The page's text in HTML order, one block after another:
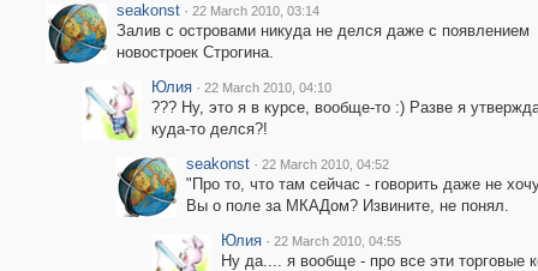
seakonst · 22 March 2010, 03:14
Залив с островами никуда не делся даже с появлением
новостроек Строгина.
Юлия · 22 March 2010, 04:10
??? Ну, это я в курсе, вообще-то :) Разве я
куда-то делся?!
seakonst · 22 March 2010, 04:52
"Про то, что там сейчас - говорить даже не
Вы о поле за МКАДом? Извините, не понял.
Юлия · 22 March 2010, 04:55
Ну да.... я вообще - про все эти торговые